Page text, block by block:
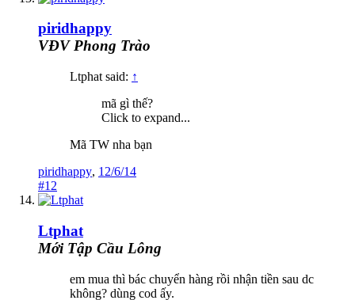
piridhappy
VĐV Phong Trào
Ltphat said: ↑
mã gì thế?
Click to expand...
Mã TW nha bạn
piridhappy, 12/6/14
#12
Ltphat
Mới Tập Cầu Lông
em mua thì bác chuyển hàng rồi nhận tiền sau dc
không? dùng cod ấy.